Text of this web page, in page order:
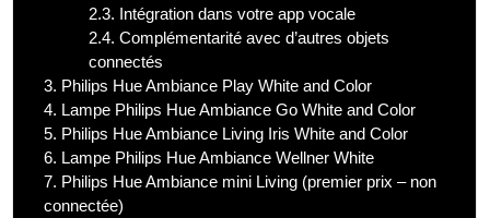
2.3. Intégration dans votre app vocale
2.4. Complémentarité avec d’autres objets
connectés
3. Philips Hue Ambiance Play White and Color
4. Lampe Philips Hue Ambiance Go White and Color
5. Philips Hue Ambiance Living Iris White and Color
6. Lampe Philips Hue Ambiance Wellner White
7. Philips Hue Ambiance mini Living (premier prix – non
connectée)